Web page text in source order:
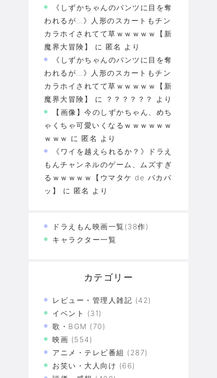
《しずかちゃんのパンツに目を奪
われるが…》人形のスカートもチン
カラホイされてて草ｗｗｗｗｗ【新
魔界大冒険】
に 匿名 より
《しずかちゃんのパンツに目を奪
われるが…》人形のスカートもチン
カラホイされてて草ｗｗｗｗｗ【新
魔界大冒険】
に ？？？？？？
より
【画像】今のしずかちゃん、めち
ゃくちゃ可愛いくなるｗｗｗｗｗｗ
ｗｗｗ に 匿名 より
《ワイを越えられるか？》ドラえ
もんチャンネルのゲーム、ムズすぎ
るｗｗｗｗｗ【ウマタケ de パカパ
ッ】
に 匿名 より
ドラえもん映画一覧(38作)
キャラクター一覧
カテゴリー
レビュー・管理人雑記 (42)
イベント (31)
歌・BGM (70)
映画 (554)
アニメ・テレビ番組 (287)
お笑い・大人向け (66)